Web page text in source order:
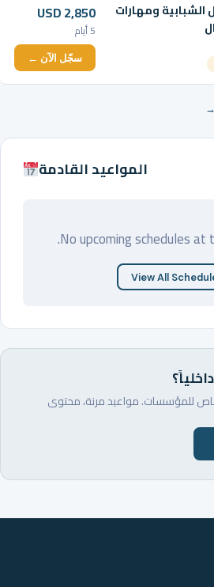
الشبابية ومهارات
USD 2,850
5 أيام
سجّل الآن ←
المواعيد القادمة
View All
للمؤسسات. مواعيد مرنة، محتوى